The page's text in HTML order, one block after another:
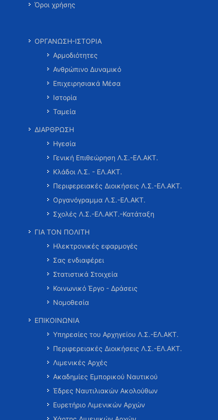
Όροι χρήσης
ΟΡΓΑΝΩΣΗ-ΙΣΤΟΡΙΑ
Αρμοδιότητες
Ανθρώπινο Δυναμικό
Επιχειρησιακά Μέσα
Ιστορία
Ταμεία
ΔΙΑΡΘΡΩΣΗ
Ηγεσία
Γενική Επιθεώρηση Λ.Σ.-ΕΛ.ΑΚΤ.
Κλάδοι Λ.Σ. - ΕΛ.ΑΚΤ.
Περιφερειακές Διοικήσεις Λ.Σ.-ΕΛ.ΑΚΤ.
Οργανόγραμμα Λ.Σ.-ΕΛ.ΑΚΤ.
Σχολές Λ.Σ.-ΕΛ.ΑΚΤ.-Κατάταξη
ΓΙΑ ΤΟΝ ΠΟΛΙΤΗ
Ηλεκτρονικές εφαρμογές
Σας ενδιαφέρει
Στατιστικά Στοιχεία
Κοινωνικό Έργο - Δράσεις
Νομοθεσία
ΕΠΙΚΟΙΝΩΝΙΑ
Υπηρεσίες του Αρχηγείου Λ.Σ.-ΕΛ.ΑΚΤ.
Περιφερειακές Διοικήσεις Λ.Σ.-ΕΛ.ΑΚΤ.
Λιμενικές Αρχές
Ακαδημίες Εμπορικού Ναυτικού
Έδρες Ναυτιλιακών Ακολούθων
Ευρετήριο Λιμενικών Αρχών